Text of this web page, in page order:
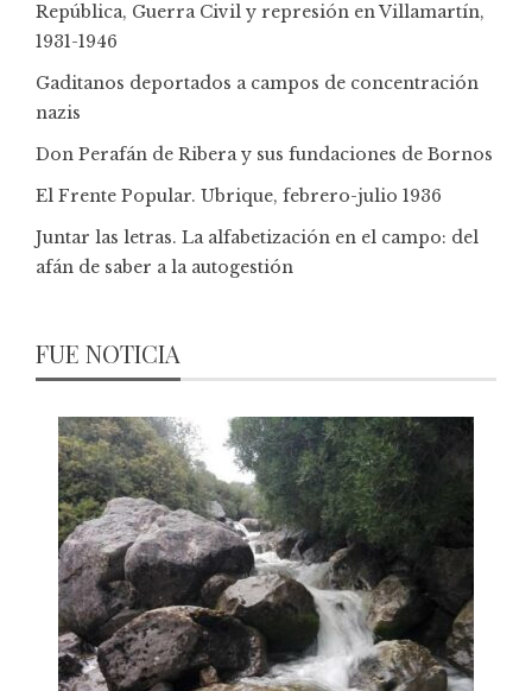
República, Guerra Civil y represión en Villamartín,
1931-1946
Gaditanos deportados a campos de concentración
nazis
Don Perafán de Ribera y sus fundaciones de Bornos
El Frente Popular. Ubrique, febrero-julio 1936
Juntar las letras. La alfabetización en el campo: del
afán de saber a la autogestión
FUE NOTICIA